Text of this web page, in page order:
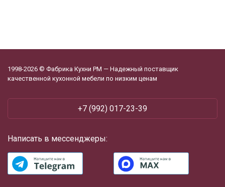
1998-2026 © Фабрика Кухни РМ — Надежный поставщик
качественной кухонной мебели по низким ценам
+7 (992) 017-23-39
Написать в мессенджеры: